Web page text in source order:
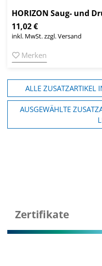
HORIZON Saug- und
11,02 €
inkl. MwSt. zzgl. Versand
Merken
ALLE ZUSATZARTIKEL
AUSGEWÄHLTE
Zertifikate